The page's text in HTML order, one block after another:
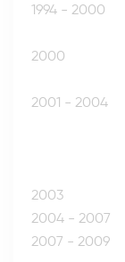
1994 - 2000
2000
2001 - 2004
2003
2004 - 2007
2007 - 2009